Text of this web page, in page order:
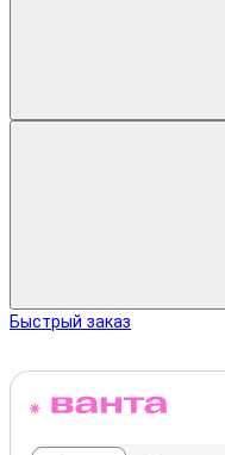
Быстрый заказ